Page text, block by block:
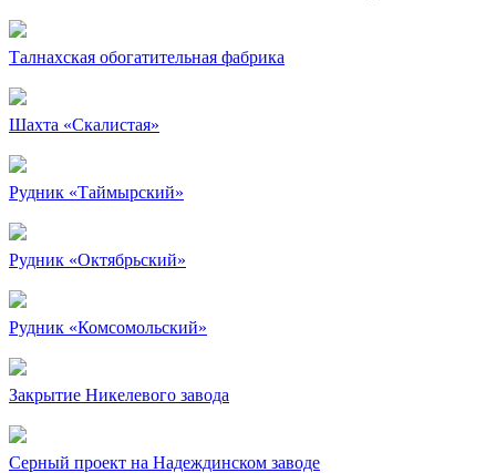
Талнахская обогатительная фабрика
Шахта «Скалистая»
Рудник «Таймырский»
Рудник «Октябрьский»
Рудник «Комсомольский»
Закрытие Никелевого завода
Серный проект на Надеждинском заводе